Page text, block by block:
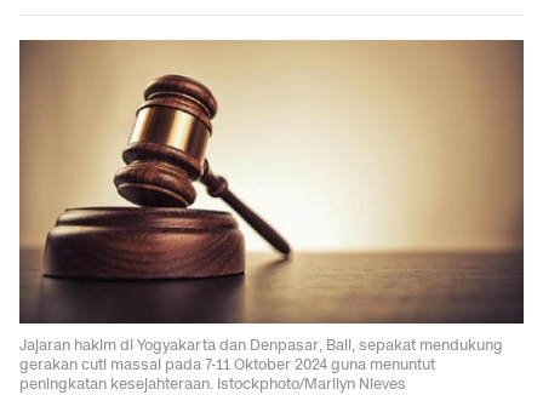
Jajaran hakim di Yogyakarta dan Denpasar, Bali, sepakat mendukung
gerakan cuti massal pada 7-11 Oktober 2024 guna menuntut
peningkatan kesejahteraan. Istockphoto/Marilyn Nieves